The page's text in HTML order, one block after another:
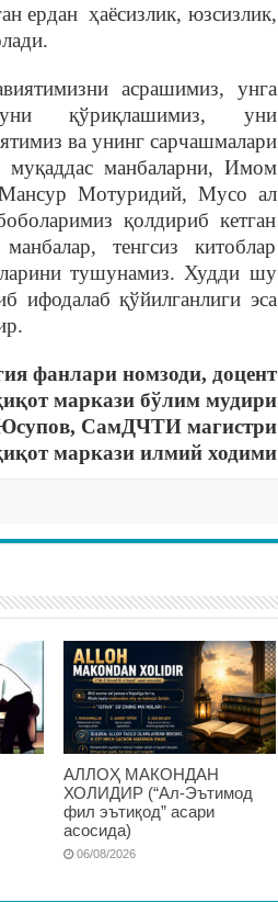
ердан ҳаёсизлик, юзсизлик,
асрашимиз, унга
қўриқлашимиз, уни
ва унинг сарчашмалари
муқаддас манбаларни, Имом
Мотуридий, Мусо ал
қолдириб кетган
тенгсиз китоблар
тушунамиз. Худди шу
ифодалаб қўйилганлиги эса
фанлари номзоди, доцент
маркази бўлим мудири
СамДЧТИ магистри
маркази илмий ходими
АЛЛОҲ МАКОНДАН
ХОЛИДИР (“Ал-Эътимод
фил эътиқод” асари
асосида)
06/08/2026